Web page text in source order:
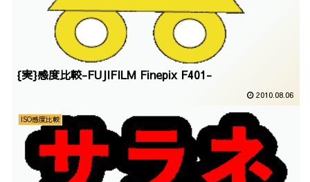
{実}感度比較-FUJIFILM Finepix F401-
2010.08.06
ISO感度比較